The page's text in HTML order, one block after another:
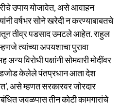
उपाय योजावेत, असे आवाहन
वर्षभर सोने खरेदी न करण्याबाबतचे
तीव्र पडसाद उमटले आहेत. राहुल
त्यांच्या अपयशाचा पुरावा
विरोधी पक्षांनी सोमवारी मोदींवर
केलेले पंतप्रधान आता देश
असे म्हणत सरकारवर जोरदार
जवळपास तीन कोटी कामगारांचे